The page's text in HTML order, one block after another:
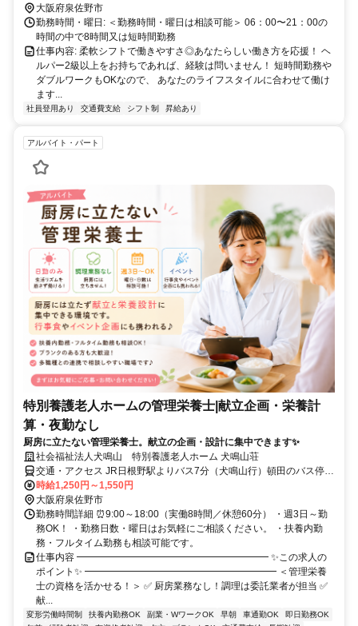
大阪府泉佐野市
勤務時間・曜日: ＜勤務時間・曜日は相談可能＞ 06：00〜21：00の
時間の中で8時間又は短時間勤務
仕事内容: 柔軟シフトで働きやすさ◎あなたらしい働き方を応援！ ヘ
ルパー2級以上をお持ちであれば、経験は問いません！ 短時間勤務や
ダブルワークもOKなので、 あなたのライフスタイルに合わせて働け
ます...
社員登用あり 交通費支給 シフト制 昇給あり
アルバイト・パート
特別養護老人ホームの管理栄養士|献立企画・栄養計
算・夜勤なし
厨房に立たない管理栄養士。献立の企画・設計に集中できます✨
社会福祉法人犬鳴山 特別養護老人ホーム 犬鳴山荘
交通・アクセス JR日根野駅よりバス7分（犬鳴山行）頓田のバス停下
車 徒歩3分
時給1,250円～1,550円
大阪府泉佐野市
勤務時間詳細 ⏰9:00～18:00（実働8時間／休憩60分） ・週3日～勤
務OK！ ・勤務日数・曜日はお気軽にご相談ください。 ・扶養内勤
務・フルタイム勤務も相談可能です。
仕事内容 ━━━━━━━━━━━━━━━━━━━━ ✨この求人の
ポイント✨ ━━━━━━━━━━━━━━━━━━━━ ＜管理栄養
士の資格を活かせる！＞ ✅ 厨房業務なし！調理は委託業者が担当 ✅
献...
変形労働時間制 扶養内勤務OK 副業・WワークOK 早朝 車通勤OK
即日勤務OK